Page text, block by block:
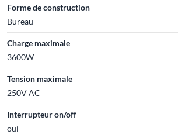
Forme de construction
Bureau
Charge maximale
3600W
Tension maximale
250V AC
Interrupteur on/off
oui